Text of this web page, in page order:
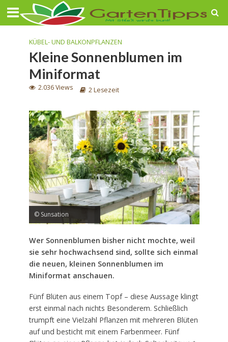
KÜBEL- UND BALKONPFLANZEN
Kleine Sonnenblumen im
Miniformat
2.036 Views 2 Lesezeit
© Sunsation
Wer Sonnenblumen bisher nicht mochte, weil
sie sehr hochwachsend sind, sollte sich einmal
die neuen, kleinen Sonnenblumen im
Miniformat anschauen.
Fünf Blüten aus einem Topf – diese Aussage klingt
erst einmal nach nichts Besonderem. Schließlich
trumpft eine Vielzahl Pflanzen mit mehreren Blüten
auf und besticht mit einem Farbenmeer. Fünf